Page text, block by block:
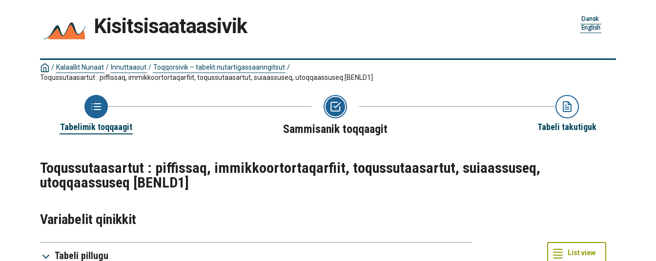
Kisitsisaataasivik
Dansk
English
/ Kalaallit Nunaat / Innuttaasut / Toqqorsivik – tabelit nutartigassaanngitsut /
Toqussutaasartut : piffissaq, immikkoortortaqarfiit, toqussutaasartut, suiaassuseq, utoqqaassuseq [BENLD1]
Tabelimik toqqaagit Sammisanik toqqaagit Tabeli takutiguk
Toqussutaasartut : piffissaq, immikkoortortaqarfiit, toqussutaasartut, suiaassuseq,
utoqqaassuseq [BENLD1]
Variabelit qinikkit
Tabeli pillugu